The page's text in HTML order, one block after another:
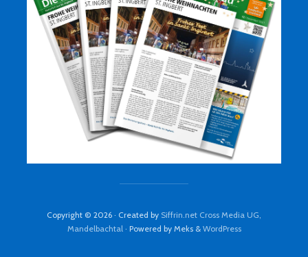
Copyright © 2026 · Created by Siffrin.net Cross Media UG,
Mandelbachtal· Powered by Meks & WordPress